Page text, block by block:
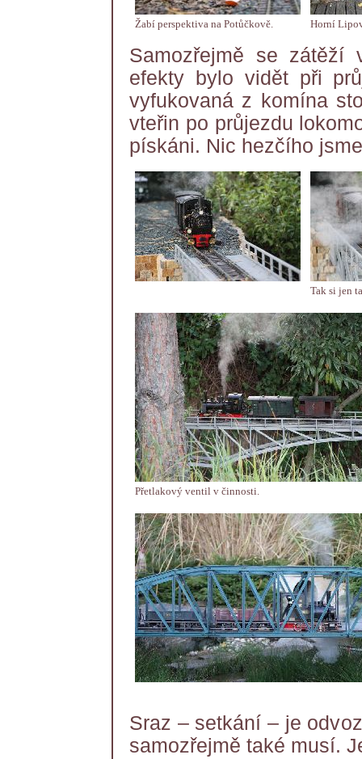
Žabí perspektiva na Potůčkově. Horní
Samozřejmě se zátěží
efekty bylo vidět při
vyfukovaná z komína
vteřin po průjezdu
pískáni. Nic hezčího
Tak si jen
Přetlakový ventil v činnosti.
Sraz – setkání – je
samozřejmě také musí.